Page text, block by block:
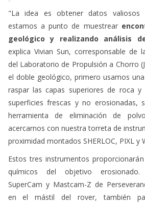
"La idea es obtener datos
estamos a punto de muestrear
geológico y realizando análisis
explica Vivian Sun, corresponsable de
del Laboratorio de Propulsión a Chorro
el doble geológico, primero usamos
raspar las capas superiores de roca
superficies frescas y no erosionadas,
herramienta de eliminación de
acercarnos con nuestra torreta de
proximidad montados SHERLOC, PIXL y
Estos tres instrumentos
químicos del objetivo erosionado.
SuperCam y Mastcam-Z de
en el mástil del rover, también